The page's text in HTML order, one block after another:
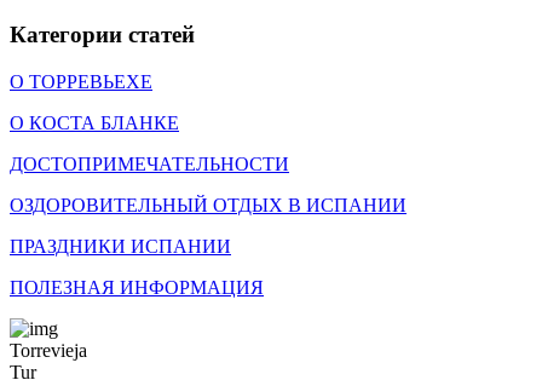
Категории статей
О ТОРРЕВЬЕХЕ
О КОСТА БЛАНКЕ
ДОСТОПРИМЕЧАТЕЛЬНОСТИ
ОЗДОРОВИТЕЛЬНЫЙ ОТДЫХ В ИСПАНИИ
ПРАЗДНИКИ ИСПАНИИ
ПОЛЕЗНАЯ ИНФОРМАЦИЯ
Torrevieja
Tur